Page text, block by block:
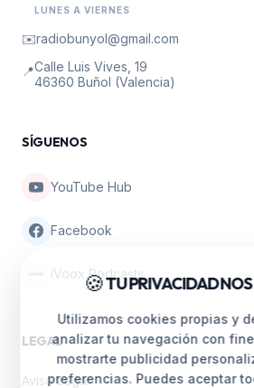
LUNES A VIERNES
✉️radiobunyol@gmail.com
📍Calle Luis Vives, 19
46360 Buñol (Valencia)
SÍGUENOS
YouTube Hub
Facebook
iVoox Podcasts
LEGAL
Aviso Legal
🍪TU PRIVACIDAD
Utilizamos cookies propias y
analizar tu navegación con
mostrarte publicidad
preferencias. Puedes aceptar